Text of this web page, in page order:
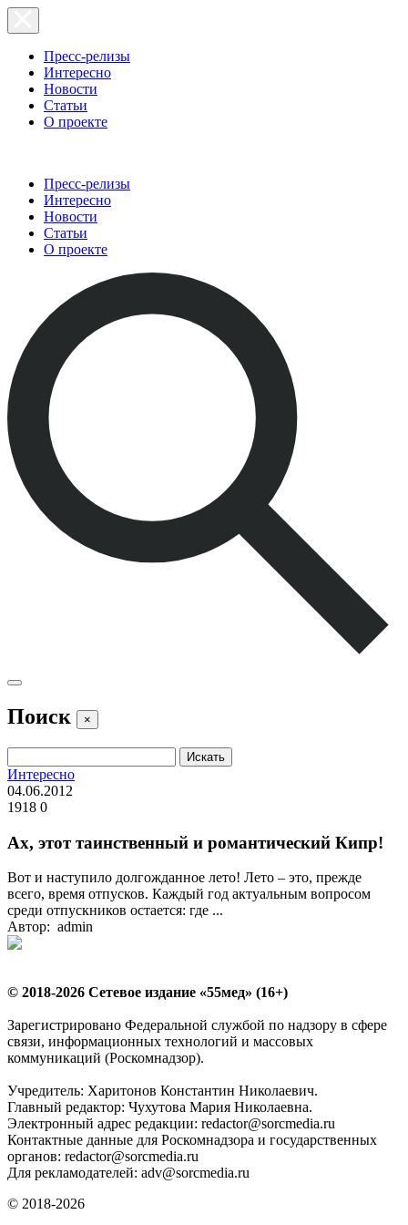
Пресс-релизы
Интересно
Новости
Статьи
О проекте
Пресс-релизы
Интересно
Новости
Статьи
О проекте
Поиск ×
Интересно
04.06.2012
1918 0
Ах, этот таинственный и романтический Кипр!
Вот и наступило долгожданное лето! Лето – это, прежде
всего, время отпусков. Каждый год актуальным вопросом
среди отпускников остается: где ...
Автор: admin
© 2018-2026 Сетевое издание «55мед» (16+)
Зарегистрировано Федеральной службой по надзору в сфере
связи, информационных технологий и массовых
коммуникаций (Роскомнадзор).
Учредитель: Харитонов Константин Николаевич.
Главный редактор: Чухутова Мария Николаевна.
Электронный адрес редакции: redactor@sorcmedia.ru
Контактные данные для Роскомнадзора и государственных
органов: redactor@sorcmedia.ru
Для рекламодателей: adv@sorcmedia.ru
© 2018-2026